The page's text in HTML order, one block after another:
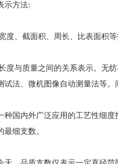
示方法:
度、截面积、周长、比表面积
度与质量之间的关系表示。无
试法、微机图像自动测量法等
种国内外广泛应用的工艺性细
细支数。